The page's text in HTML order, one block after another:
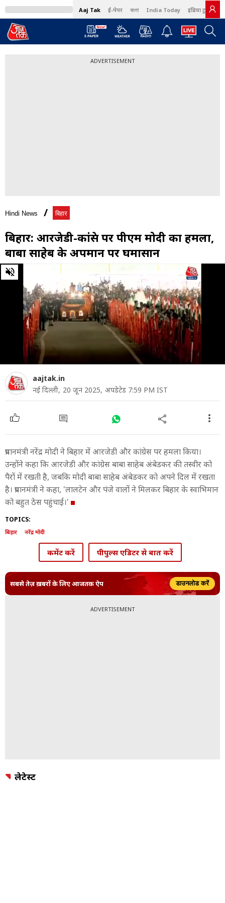
Aaj Tak ई-पेपर বাংলা India Today इंडिया टुडे हिंदी
ADVERTISEMENT
Hindi News बिहार
बिहार: आरजेडी-कांग्रेस पर पीएम मोदी का हमला,
बाबा साहेब के अपमान पर घमासान
0
of
minutes,
seconds
aajtak.in
नई दिल्ली, 20 जून 2025, अपडेटेड 7:59 PM IST
प्रधानमंत्री नरेंद्र मोदी ने बिहार में आरजेडी और कांग्रेस पर हमला किया।
उन्होंने कहा कि आरजेडी और कांग्रेस बाबा साहेब अंबेडकर की तस्वीर को
पैरों में रखती है, जबकि मोदी बाबा साहेब अंबेडकर को अपने दिल में रखता
है। प्रधानमंत्री ने कहा, 'लालटेन और पंजे वालों ने मिलकर बिहार के स्वाभिमान
को बहुत ठेस पहुंचाई।'
TOPICS:
बिहार नरेंद्र मोदी
कमेंट करें पीपुल्स एडिटर से बात करें
सबसे तेज़ ख़बरों के लिए आजतक ऐप डाउनलोड करें
ADVERTISEMENT
लेटेस्ट